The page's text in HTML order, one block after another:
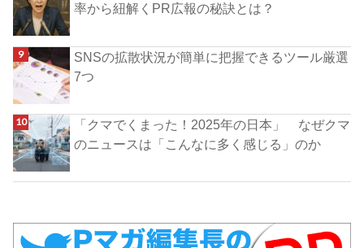
率から紐解くPR広報の秘訣とは？
SNSの拡散状況が簡単に把握できるツール厳選
7つ
「クマでくまった！2025年の日本」 なぜクマ
のニュースは「こんなに多く感じる」のか